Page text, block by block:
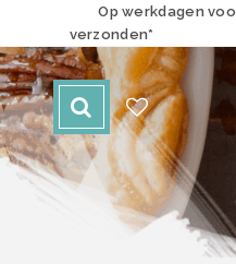
Op werkdagen
verzonden*